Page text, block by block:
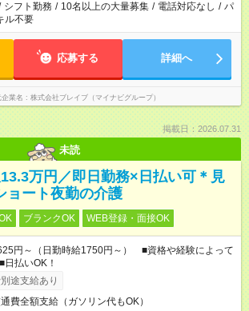
シフト勤務 / 10名以上の大量募集 / 電話対応なし / パ
ル不要
応募する 詳細へ
業名 株式会社ブレイブ（マイナビグループ）
掲載日：2026.07.31
未読
万円／即日勤務×日払い可＊見
ョート夜勤の介護
ブランクOK WEB登録・面接OK
円～（日勤時給1750円～） ■資格や経験によって
払いOK！
途支給あり
費全額支給（ガソリン代もOK）